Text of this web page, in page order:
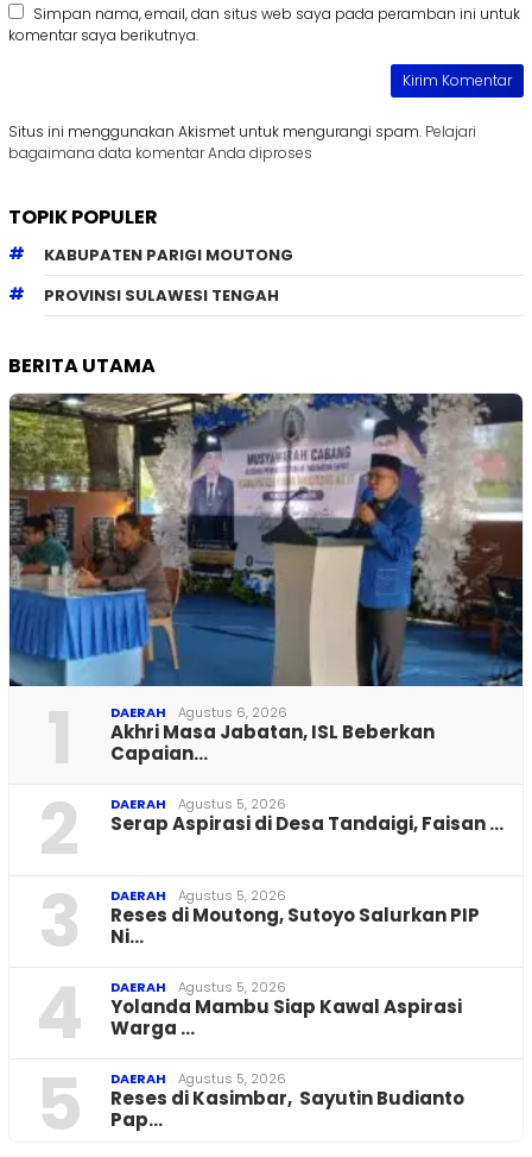
Simpan nama, email, dan situs web saya pada peramban ini untuk
komentar saya berikutnya.
Situs ini menggunakan Akismet untuk mengurangi spam. Pelajari
bagaimana data komentar Anda diproses
TOPIK POPULER
KABUPATEN PARIGI MOUTONG
PROVINSI SULAWESI TENGAH
BERITA UTAMA
1 DAERAH Agustus 6, 2026
Akhri Masa Jabatan, ISL Beberkan
Capaian…
2 DAERAH Agustus 5, 2026
Serap Aspirasi di Desa Tandaigi, Faisan …
3 DAERAH Agustus 5, 2026
Reses di Moutong, Sutoyo Salurkan PIP
Ni…
4 DAERAH Agustus 5, 2026
Yolanda Mambu Siap Kawal Aspirasi
Warga …
5 DAERAH Agustus 5, 2026
Reses di Kasimbar, Sayutin Budianto
Pap…